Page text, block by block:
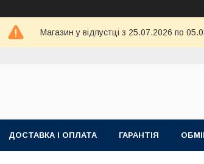
Магазин у відпустці з 25.07.2026 по
ДОСТАВКА І ОПЛАТА ГАРАНТІЯ